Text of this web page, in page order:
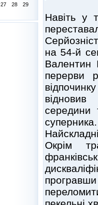
27 28
29
Навіть у
на 54-й
Валентин
перерви
середини
суперника.
Окрім